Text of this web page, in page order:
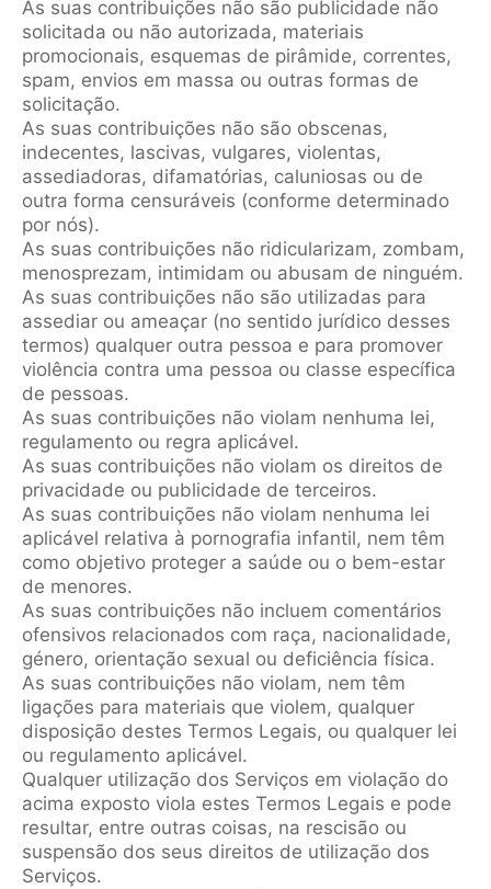
As suas contribuições não são publicidade não
solicitada ou não autorizada, materiais
promocionais, esquemas de pirâmide, correntes,
spam, envios em massa ou outras formas de
solicitação.
As suas contribuições não são obscenas,
indecentes, lascivas, vulgares, violentas,
assediadoras, difamatórias, caluniosas ou de
outra forma censuráveis (conforme determinado
por nós).
As suas contribuições não ridicularizam, zombam,
menosprezam, intimidam ou abusam de ninguém.
As suas contribuições não são utilizadas para
assediar ou ameaçar (no sentido jurídico desses
termos) qualquer outra pessoa e para promover
violência contra uma pessoa ou classe específica
de pessoas.
As suas contribuições não violam nenhuma lei,
regulamento ou regra aplicável.
As suas contribuições não violam os direitos de
privacidade ou publicidade de terceiros.
As suas contribuições não violam nenhuma lei
aplicável relativa à pornografia infantil, nem têm
como objetivo proteger a saúde ou o bem-estar
de menores.
As suas contribuições não incluem comentários
ofensivos relacionados com raça, nacionalidade,
género, orientação sexual ou deficiência física.
As suas contribuições não violam, nem têm
ligações para materiais que violem, qualquer
disposição destes Termos Legais, ou qualquer lei
ou regulamento aplicável.
Qualquer utilização dos Serviços em violação do
acima exposto viola estes Termos Legais e pode
resultar, entre outras coisas, na rescisão ou
suspensão dos seus direitos de utilização dos
Serviços.